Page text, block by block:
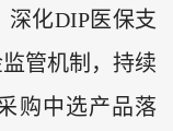
深化DIP医保支
管机制，持续
购中选产品落